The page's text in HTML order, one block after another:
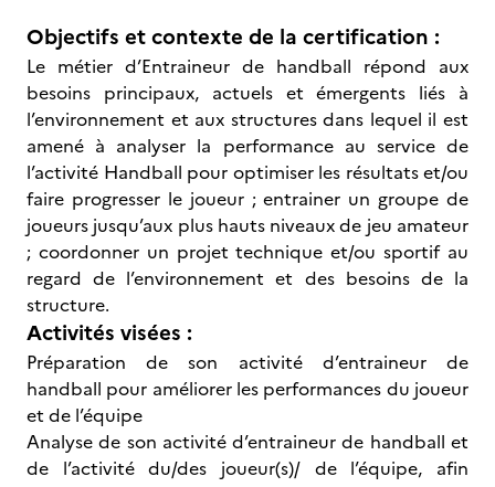
Objectifs et contexte de la certification :
Le métier d’Entraineur de handball répond aux
besoins principaux, actuels et émergents liés à
l’environnement et aux structures dans lequel il est
amené à analyser la performance au service de
l’activité Handball pour optimiser les résultats et/ou
faire progresser le joueur ; entrainer un groupe de
joueurs jusqu’aux plus hauts niveaux de jeu amateur
; coordonner un projet technique et/ou sportif au
regard de l’environnement et des besoins de la
structure.
Activités visées :
Préparation de son activité d’entraineur de
handball pour améliorer les performances du joueur
et de l’équipe
Analyse de son activité d’entraineur de handball et
de l’activité du/des joueur(s)/ de l’équipe, afin